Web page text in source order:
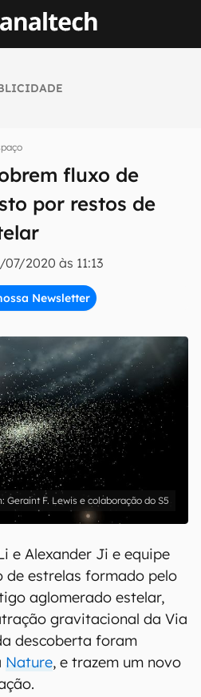
fluxo de
por restos de
07/2020 às 11:13
Newsletter
tecnologia em primeira
se
do Canaltech.
Geraint F. Lewis e colaboração do S5
e Alexander Ji e equipe
de estrelas formado pelo
aglomerado estelar,
gravitacional da Via
descoberta foram
Nature, e trazem um novo